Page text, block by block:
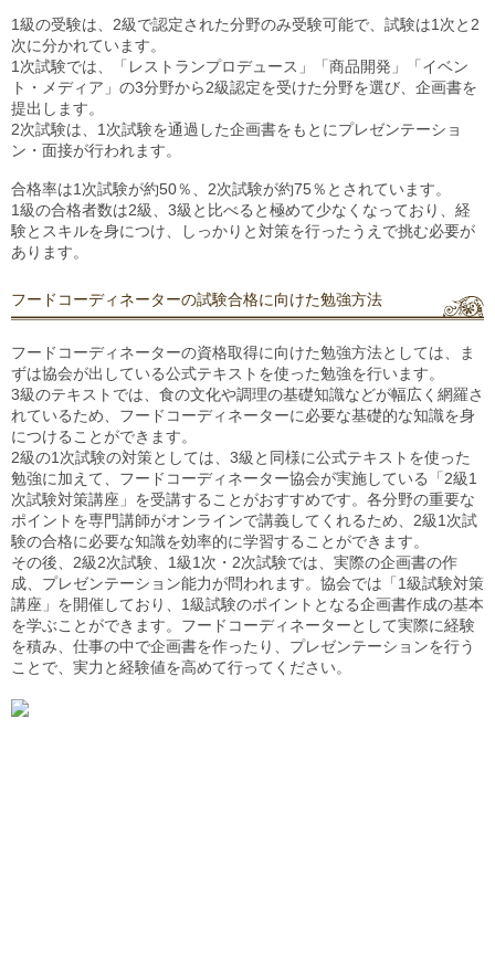
1級の受験は、2級で認定された分野のみ受験可能で、試験は1次と2
次に分かれています。
1次試験では、「レストランプロデュース」「商品開発」「イベン
ト・メディア」の3分野から2級認定を受けた分野を選び、企画書を
提出します。
2次試験は、1次試験を通過した企画書をもとにプレゼンテーショ
ン・面接が行われます。
合格率は1次試験が約50％、2次試験が約75％とされています。
1級の合格者数は2級、3級と比べると極めて少なくなっており、経
験とスキルを身につけ、しっかりと対策を行ったうえで挑む必要が
あります。
フードコーディネーターの試験合格に向けた勉強方法
フードコーディネーターの資格取得に向けた勉強方法としては、ま
ずは協会が出している公式テキストを使った勉強を行います。
3級のテキストでは、食の文化や調理の基礎知識などが幅広く網羅さ
れているため、フードコーディネーターに必要な基礎的な知識を身
につけることができます。
2級の1次試験の対策としては、3級と同様に公式テキストを使った
勉強に加えて、フードコーディネーター協会が実施している「2級1
次試験対策講座」を受講することがおすすめです。各分野の重要な
ポイントを専門講師がオンラインで講義してくれるため、2級1次試
験の合格に必要な知識を効率的に学習することができます。
その後、2級2次試験、1級1次・2次試験では、実際の企画書の作
成、プレゼンテーション能力が問われます。協会では「1級試験対策
講座」を開催しており、1級試験のポイントとなる企画書作成の基本
を学ぶことができます。フードコーディネーターとして実際に経験
を積み、仕事の中で企画書を作ったり、プレゼンテーションを行う
ことで、実力と経験値を高めて行ってください。